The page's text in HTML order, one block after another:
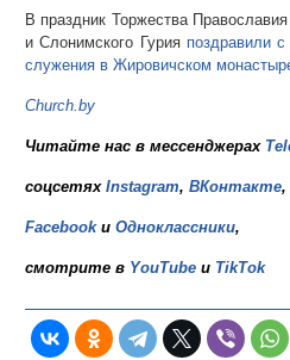
В праздник Торжества
и Слонимского Гурия поздравили
служения в Жировичском
Church.by
Читайте нас в мессенджерах
соцсетях Instagram, ВКонтакте,
Facebookи Одноклассники,
смотрите в YouTube и TikTok